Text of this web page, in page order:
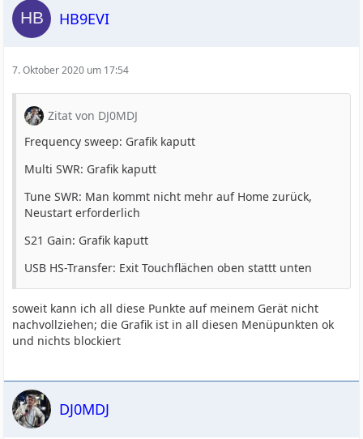
HB9EVI
7. Oktober 2020 um 17:54
Zitat von DJ0MDJ
Frequency sweep: Grafik kaputt
Multi SWR: Grafik kaputt
Tune SWR: Man kommt nicht mehr auf Home zurück,
Neustart erforderlich
S21 Gain: Grafik kaputt
USB HS-Transfer: Exit Touchflächen oben stattt unten
soweit kann ich all diese Punkte auf meinem Gerät nicht
nachvollziehen; die Grafik ist in all diesen Menüpunkten ok
und nichts blockiert
DJ0MDJ